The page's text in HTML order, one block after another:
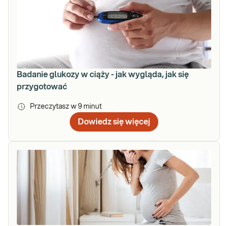
Badanie glukozy w ciąży - jak wygląda, jak się
przygotować
Przeczytasz w 9 minut
Dowiedz się więcej